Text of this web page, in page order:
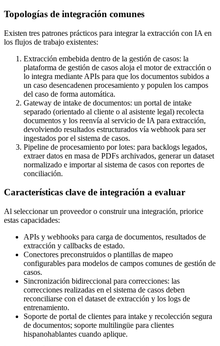
Topologías de integración comunes
Existen tres patrones prácticos para integrar la extracción con IA en
los flujos de trabajo existentes:
Extracción embebida dentro de la gestión de casos: la
plataforma de gestión de casos aloja el motor de extracción o
lo integra mediante APIs para que los documentos subidos a
un caso desencadenen procesamiento y populen los campos
del caso de forma automática.
Gateway de intake de documentos: un portal de intake
separado (orientado al cliente o al asistente legal) recolecta
documentos y los reenvía al servicio de IA para extracción,
devolviendo resultados estructurados vía webhook para ser
ingestados por el sistema de casos.
Pipeline de procesamiento por lotes: para backlogs legados,
extraer datos en masa de PDFs archivados, generar un dataset
normalizado e importar al sistema de casos con reportes de
conciliación.
Características clave de integración a evaluar
Al seleccionar un proveedor o construir una integración, priorice
estas capacidades:
APIs y webhooks para carga de documentos, resultados de
extracción y callbacks de estado.
Conectores preconstruidos o plantillas de mapeo
configurables para modelos de campos comunes de gestión de
casos.
Sincronización bidireccional para correcciones: las
correcciones realizadas en el sistema de casos deben
reconciliarse con el dataset de extracción y los logs de
entrenamiento.
Soporte de portal de clientes para intake y recolección segura
de documentos; soporte multilingüe para clientes
hispanohablantes cuando aplique.